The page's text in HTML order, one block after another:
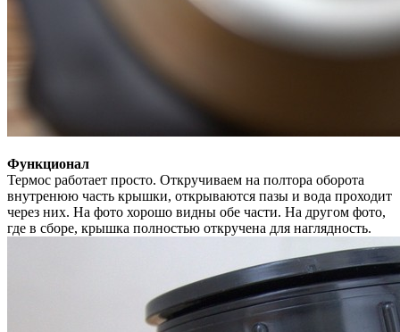
Функционал
Термос работает просто. Откручиваем на полтора оборота
внутренюю часть крышки, открываются пазы и вода проходит
через них. На фото хорошо видны обе части. На другом фото,
где в сборе, крышка полностью откручена для наглядность.